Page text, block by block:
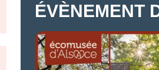
ÉVÈNEMENT